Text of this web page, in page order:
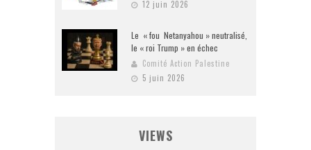
12 juin 2026
Le « fou Netanyahou » neutralisé,
le « roi Trump » en échec
Comité Action Palestine
5 juin 2026
VIEWS